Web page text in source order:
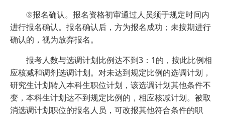
③报名确认。报名资格初审通过人员须于规定时间内
进行报名确认。报名确认后，方为报名成功；未按期进行
确认的，视为放弃报名。
报考人数与选调计划比例达不到3：1的，按此比例相
应核减和调剂选调计划。对未达到规定比例的选调计划，
研究生计划转入本科生职位计划，该选调计划其他条件不
变，本科生计划达不到规定比例的，相应核减计划。被取
消选调计划职位的报名人员，可改报其他符合条件的职